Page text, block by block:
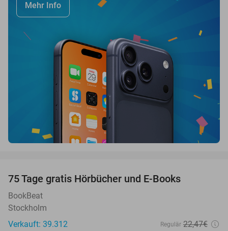
Mehr Info
75 Tage gratis Hörbücher und E-Books
BookBeat
Stockholm
Verkauft: 39.312
Regulär 22,47€